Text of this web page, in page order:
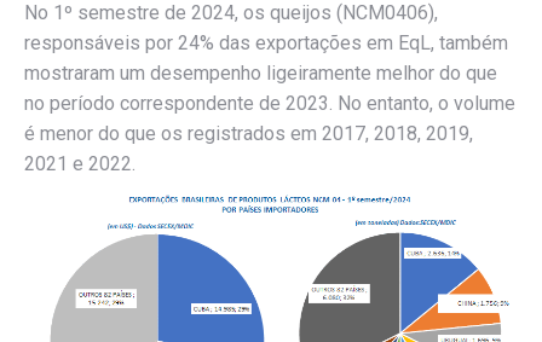
No 1º semestre de 2024, os queijos (NCM0406),
responsáveis por 24% das exportações em EqL, também
mostraram um desempenho ligeiramente melhor do que
no período correspondente de 2023. No entanto, o volume
é menor do que os registrados em 2017, 2018, 2019,
2021 e 2022.